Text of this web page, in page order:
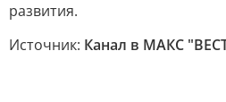
развития.
Источник: Канал в МАКС